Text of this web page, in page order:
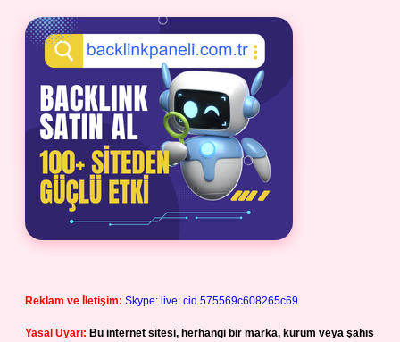
Reklam ve İletişim: Skype: live:.cid.575569c608265c69
Yasal Uyarı: Bu internet sitesi, herhangi bir marka, kurum veya şahıs